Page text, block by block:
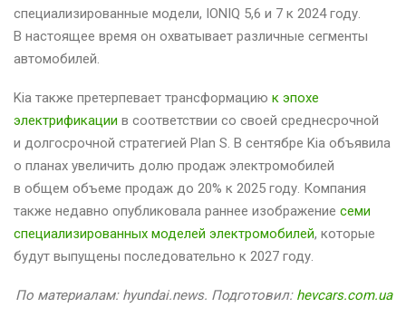
специализированные модели, IONIQ 5,6 и 7 к 2024 году.
В настоящее время он охватывает различные сегменты
автомобилей.
Kia также претерпевает трансформацию к эпохе
электрификации в соответствии со своей среднесрочной
и долгосрочной стратегией Plan S. В сентябре Kia объявила
о планах увеличить долю продаж электромобилей
в общем объеме продаж до 20% к 2025 году. Компания
также недавно опубликовала раннее изображение семи
специализированных моделей электромобилей, которые
будут выпущены последовательно к 2027 году.
По материалам: hyundai.news. Подготовил: hevcars.com.ua